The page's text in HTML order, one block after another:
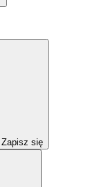
Zapisz się